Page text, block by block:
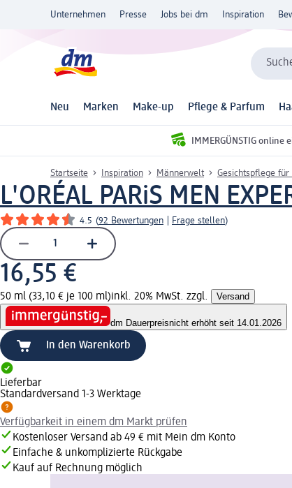
Unternehmen Presse Jobs bei dm Inspiration
Neu Marken Make-up Pflege & Parfum
IMMERGÜNSTIG online
Startseite Inspiration Männerwelt Gesichtspflege für
L'ORÉAL PARiS MEN
4.5 (92 Bewertungen Frage stellen)
16,55 €
50 ml (33,10 € je 100 ml)inkl. 20% MwSt. zzgl. Versand
dm Dauerpreisnicht erhöht seit 14.01.2026
In den Warenkorb
Lieferbar
Standardversand 1-3 Werktage
Verfügbarkeit in einem dm Markt prüfen
Kostenloser Versand ab 49 € mit Mein dm Konto
Einfache & unkomplizierte Rückgabe
Kauf auf Rechnung möglich